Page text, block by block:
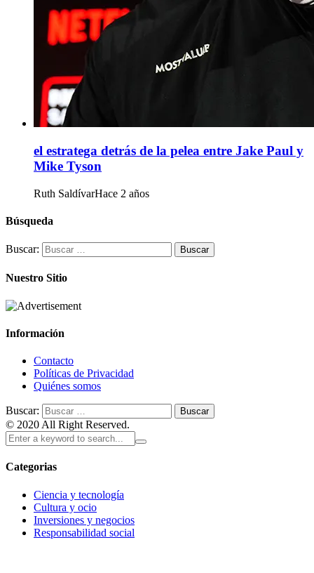
el estratega detrás de la pelea entre Jake Paul y
Mike Tyson
Ruth SaldívarHace 2 años
Búsqueda
Buscar:
Nuestro Sitio
Información
Contacto
Políticas de Privacidad
Quiénes somos
Buscar:
© 2020 All Right Reserved.
Categorias
Ciencia y tecnología
Cultura y ocio
Inversiones y negocios
Responsabilidad social